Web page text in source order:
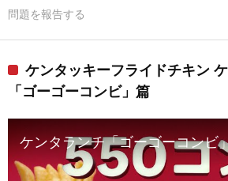
問題を報告する
ケンタッキーフライドチキン
「ゴーゴーコンビ」篇
ケンタランチ「ゴーゴーコンビ